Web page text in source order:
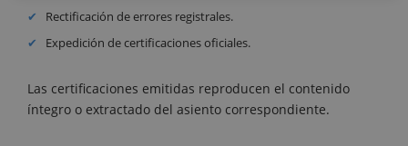
Rectificación de errores registrales.
Expedición de certificaciones oficiales.
Las certificaciones emitidas reproducen el contenido
íntegro o extractado del asiento correspondiente.